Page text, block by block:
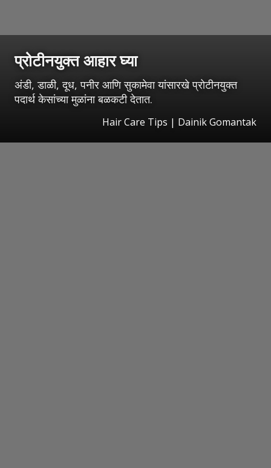
प्रोटीनयुक्त आहार घ्या
अंडी, डाळी, दूध, पनीर आणि सुकामेवा यांसारखे प्रोटीनयुक्त
पदार्थ केसांच्या मुळांना बळकटी देतात.
Hair Care Tips | Dainik Gomantak